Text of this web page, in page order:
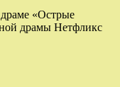
«Острые
драмы Нетфликс